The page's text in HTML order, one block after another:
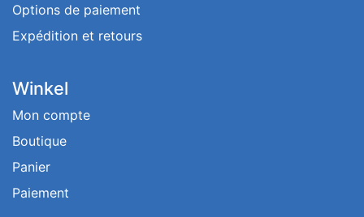
Options de paiement
Expédition et retours
Winkel
Mon compte
Boutique
Panier
Paiement